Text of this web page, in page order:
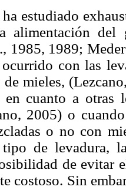
estudiado
alimentación
1985, 1989;
con las
de mieles,
en cuanto a otras
2005) o
o no con
de levadura,
de evitar
costoso. Sin